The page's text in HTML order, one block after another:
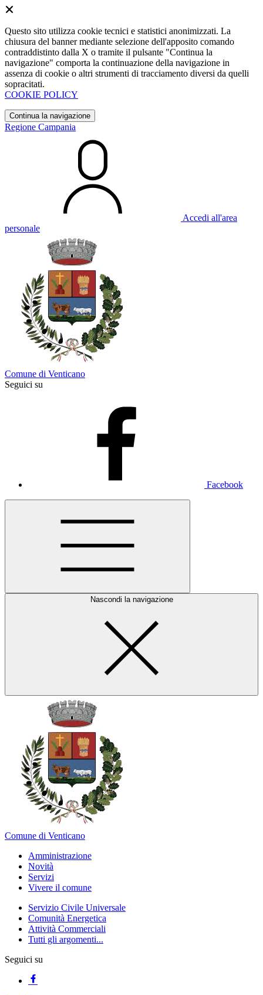
Questo sito utilizza cookie tecnici e statistici anonimizzati. La
chiusura del banner mediante selezione dell'apposito comando
contraddistinto dalla X o tramite il pulsante "Continua la
navigazione" comporta la continuazione della navigazione in
assenza di cookie o altri strumenti di tracciamento diversi da quelli
sopracitati.
COOKIE POLICY
Continua la navigazione
Regione Campania
Accedi all'area
personale
Comune di Venticano
Seguici su
Facebook
Nascondi la navigazione
Comune di Venticano
Amministrazione
Novità
Servizi
Vivere il comune
Servizio Civile Universale
Comunità Energetica
Attività Commerciali
Tutti gli argomenti...
Seguici su